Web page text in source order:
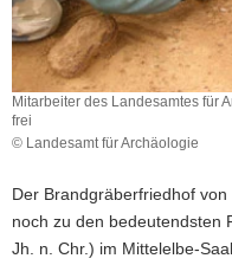
Mitarbeiter des Landesamtes für
frei
© Landesamt für Archäologie
Der Brandgräberfriedhof
noch zu den bedeutendsten
Jh. n. Chr.) im Mittelelbe-